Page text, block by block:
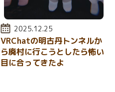
投稿日:
2025.12.25
VRChatの明古丹トンネルか
ら廃村に行こうとしたら怖い
目に合ってきたよ